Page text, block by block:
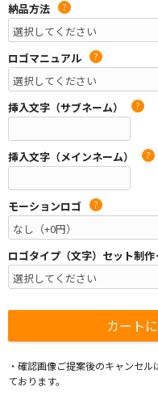
納品方法 ?
ロゴマニュアル ?
挿入文字（サブネーム） ?
挿入文字（メインネーム） ?
モーションロゴ ?
ロゴタイプ（文字）セット制
・確認画像ご提案後のキャンセ
ております。